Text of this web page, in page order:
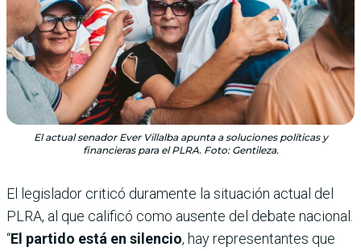
El actual senador Ever Villalba apunta a soluciones políticas y
financieras para el PLRA. Foto: Gentileza.
El legislador criticó duramente la situación actual del
PLRA, al que calificó como ausente del debate nacional.
“El partido está en silencio, hay representantes que